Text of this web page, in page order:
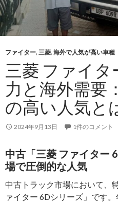
力
と
海
外
場
で
の
人
気
理
由
ファイター, 三菱, 海外で人気が高い車種
三菱 ファイ
力と海外需要
の高い人気と
2024年9月13日 1件のコメント
中古「三菱 ファイター
場で圧倒的な人気
中古トラック市場において、
ァイター 6Dシリーズ」です